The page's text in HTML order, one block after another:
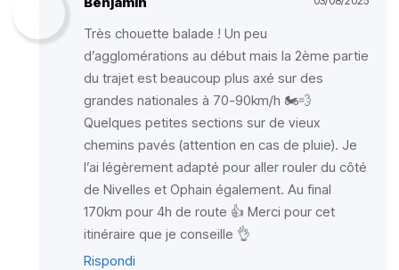
Très chouette balade ! Un peu
d’agglomérations au début mais la 2ème partie
du trajet est beaucoup plus axé sur des
grandes nationales à 70-90km/h 🏍️💨
Quelques petites sections sur de vieux
chemins pavés (attention en cas de pluie). Je
l’ai légèrement adapté pour aller rouler du côté
de Nivelles et Ophain également. Au final
170km pour 4h de route 👍 Merci pour cet
itinéraire que je conseille 👌
Rispondi